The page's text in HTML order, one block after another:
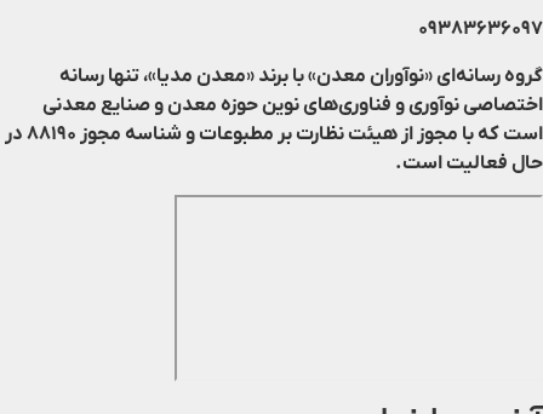
۰۹۳۸۳۶۳۶۰۹۷
گروه رسانه‌ای «نوآوران معدن» با برند «معدن مدیا»، تنها رسانه
اختصاصی نوآوری و فناوری‌های نوین حوزه معدن و صنایع معدنی‌
است که با مجوز از هیئت نظارت بر مطبوعات
و شناسه مجوز ۸۸۱۹۰ در
حال فعالیت است.